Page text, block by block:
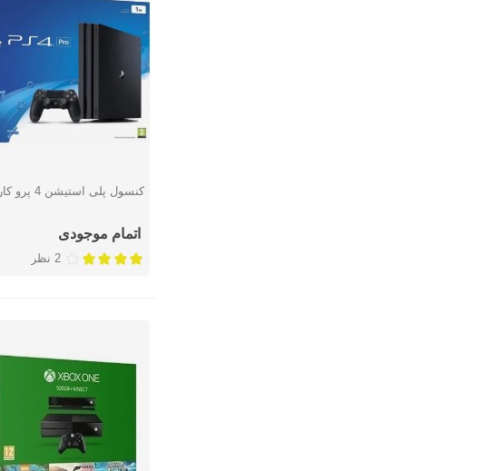
نمایش سریع
کنسول پلی استیشن 4 پرو کارکرده
اتمام موجودی
2 نظر